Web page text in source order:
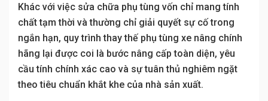
Khác với việc sửa chữa phụ tùng vốn chỉ mang tính
chất tạm thời và thường chỉ giải quyết sự cố trong
ngắn hạn, quy trình thay thế phụ tùng xe nâng chính
hãng lại được coi là bước nâng cấp toàn diện, yêu
cầu tính chính xác cao và sự tuân thủ nghiêm ngặt
theo tiêu chuẩn khắt khe của nhà sản xuất.